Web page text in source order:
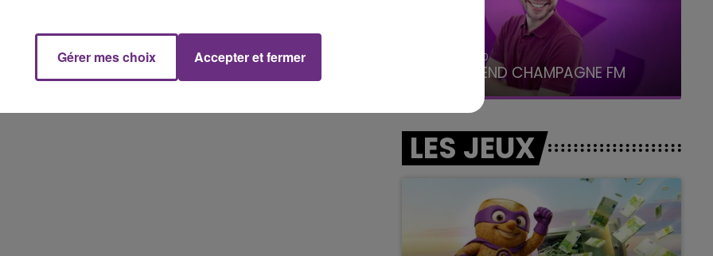
16h00 - 20h00
LE WEEK-END CHAMPAGNE FM LE WEEK-END CHAMPAGNE FM
LES JEUX
Gérer mes choix Accepter et fermer